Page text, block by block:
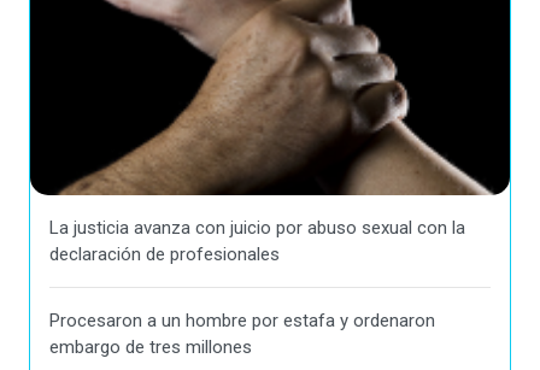
La justicia avanza con juicio por abuso sexual con la
declaración de profesionales
Procesaron a un hombre por estafa y ordenaron
embargo de tres millones